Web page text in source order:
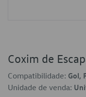
Coxim de
Compatibilidade: Gol,
Unidade de venda: